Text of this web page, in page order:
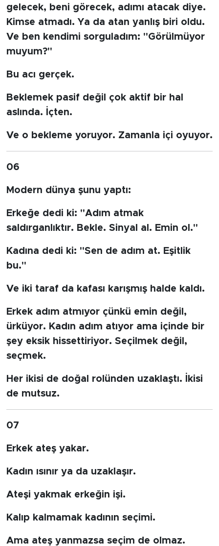
gelecek, beni görecek, adımı atacak diye.
Kimse atmadı. Ya da atan yanlış biri oldu.
Ve ben kendimi sorguladım: "Görülmüyor
muyum?"
Bu acı gerçek.
Beklemek pasif değil çok aktif bir hal
aslında. İçten.
Ve o bekleme yoruyor. Zamanla içi oyuyor.
06
Modern dünya şunu yaptı:
Erkeğe dedi ki: "Adım atmak
saldırganlıktır. Bekle. Sinyal al. Emin ol."
Kadına dedi ki: "Sen de adım at. Eşitlik
bu."
Ve iki taraf da kafası karışmış halde kaldı.
Erkek adım atmıyor çünkü emin değil,
ürküyor. Kadın adım atıyor ama içinde bir
şey eksik hissettiriyor. Seçilmek değil,
seçmek.
Her ikisi de doğal rolünden uzaklaştı. İkisi
de mutsuz.
07
Erkek ateş yakar.
Kadın ısınır ya da uzaklaşır.
Ateşi yakmak erkeğin işi.
Kalıp kalmamak kadının seçimi.
Ama ateş yanmazsa seçim de olmaz.